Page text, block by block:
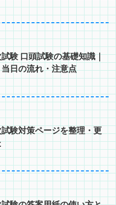
験 口頭試験の基礎知識｜
日の流れ・注意点
験対策ページを整理・更